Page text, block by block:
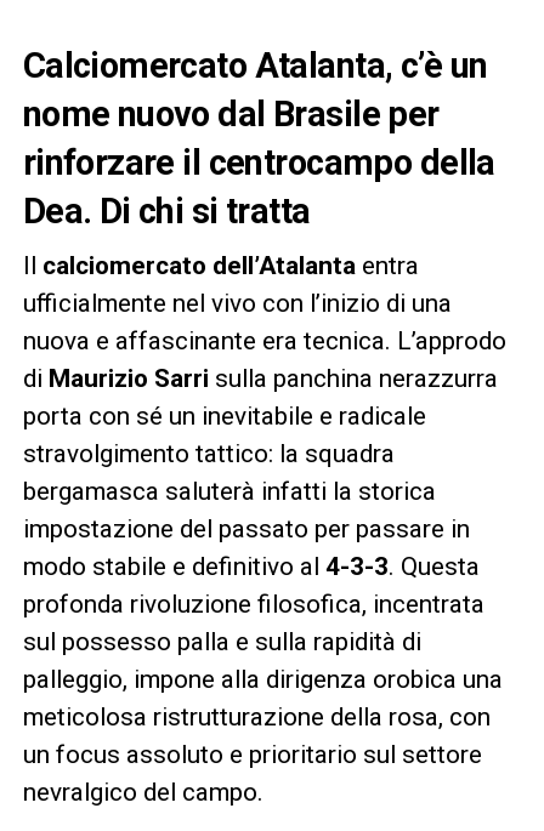
Calciomercato Atalanta, c’è un
nome nuovo dal Brasile per
rinforzare il centrocampo della
Dea. Di chi si tratta
Il calciomercato dell’Atalanta entra
ufficialmente nel vivo con l’inizio di una
nuova e affascinante era tecnica. L’approdo
di Maurizio Sarri sulla panchina nerazzurra
porta con sé un inevitabile e radicale
stravolgimento tattico: la squadra
bergamasca saluterà infatti la storica
impostazione del passato per passare in
modo stabile e definitivo al 4-3-3. Questa
profonda rivoluzione filosofica, incentrata
sul possesso palla e sulla rapidità di
palleggio, impone alla dirigenza orobica una
meticolosa ristrutturazione della rosa, con
un focus assoluto e prioritario sul settore
nevralgico del campo.